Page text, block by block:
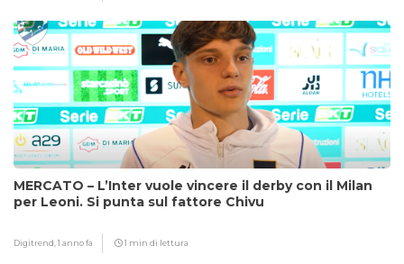
MERCATO – L’Inter vuole vincere il derby con il Milan
per Leoni. Si punta sul fattore Chivu
Digitrend,1 anno fa 1 min di lettura